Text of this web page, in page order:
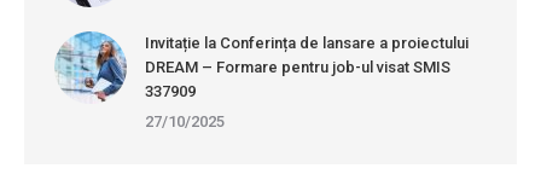
Invitație la Conferința de lansare a proiectului
DREAM – Formare pentru job-ul visat SMIS
337909
27/10/2025